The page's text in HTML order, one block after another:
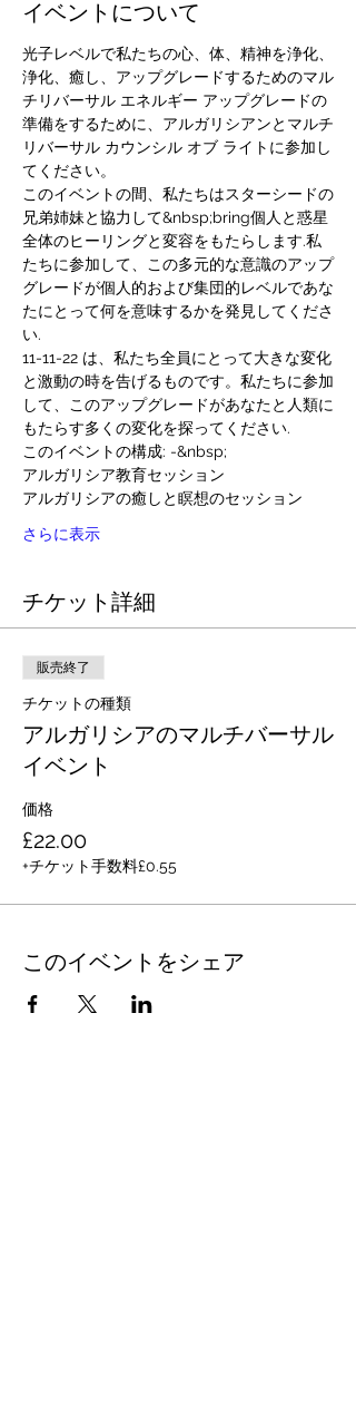
イベントについて
光子レベルで私たちの心、体、精神を浄化、
浄化、癒し、アップグレードするためのマル
チリバーサル エネルギー アップグレードの
準備をするために、アルガリシアンとマルチ
リバーサル カウンシル オブ ライトに参加し
てください。
このイベントの間、私たちはスターシードの
兄弟姉妹と協力して&nbsp;bring個人と惑星
全体のヒーリングと変容をもたらします.私
たちに参加して、この多元的な意識のアップ
グレードが個人的および集団的レベルであな
たにとって何を意味するかを発見してくださ
い.
11-11-22 は、私たち全員にとって大きな変化
と激動の時を告げるものです。私たちに参加
して、このアップグレードがあなたと人類に
もたらす多くの変化を探ってください.
このイベントの構成: -&nbsp;
アルガリシア教育セッション
アルガリシアの癒しと瞑想のセッション
さらに表示
チケット詳細
販売終了
チケットの種類
アルガリシアのマルチバーサル
イベント
価格
£22.00
+チケット手数料£0.55
このイベントをシェア